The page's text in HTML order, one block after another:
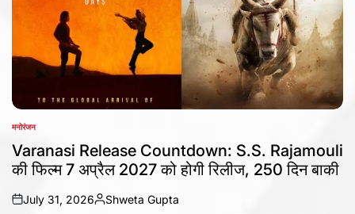
POSTED
IN
मनोरंजन
Varanasi Release Countdown: S.S. Rajamouli
की फिल्म 7 अप्रैल 2027 को होगी रिलीज, 250 दिन बाकी
on
July 31, 2026
Posted
Shweta Gupta